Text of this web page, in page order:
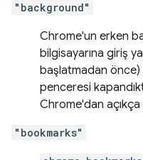
"background"
Chrome'un erken
bilgisayarına giriş
başlatmadan önce)
penceresi
Chrome'dan
"bookmarks"